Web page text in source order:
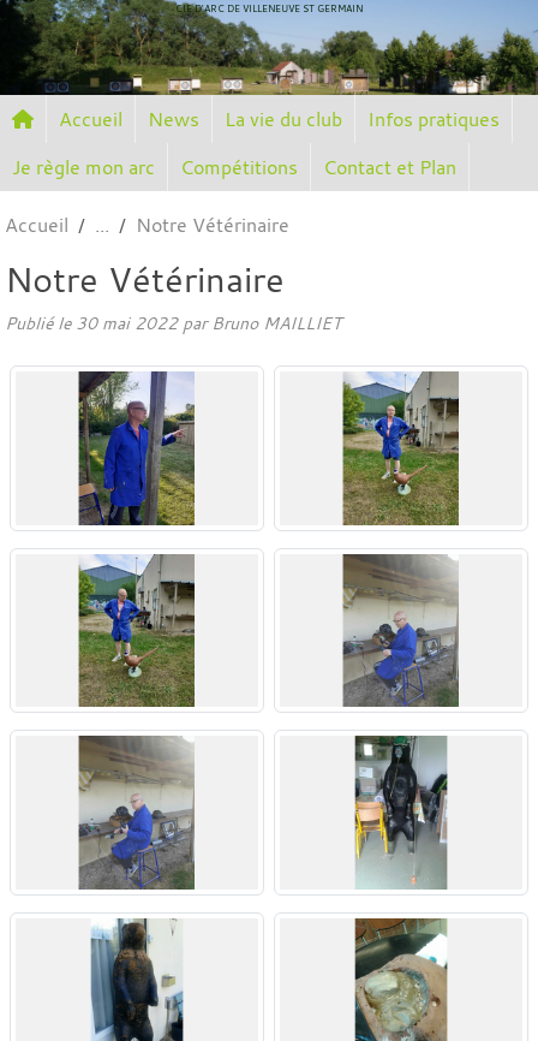
CIE D'ARC DE VILLENEUVE ST GERMAIN
Accueil News La vie du club
Infos pratiques
Je règle mon arc
Compétitions Contact et Plan
Accueil Notre Vétérinaire
Notre Vétérinaire
Publié le 30 mai 2022par Bruno MAILLIET
Panneau de gestion des cookies